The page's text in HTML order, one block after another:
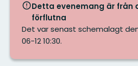
Detta evenemang är från
förflutna
Det var senast schemalagt
06-12 10:30.